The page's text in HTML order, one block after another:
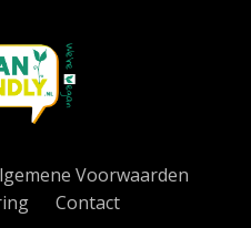
Voorwaarden
Contact